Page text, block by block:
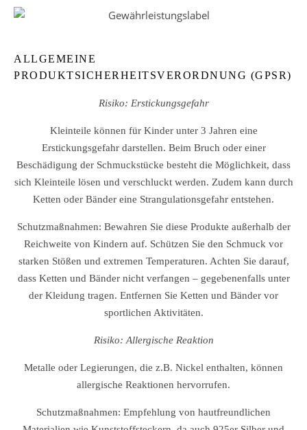
ALLGEMEINE
PRODUKTSICHERHEITSVERORDNUNG (GPSR)
Risiko: Erstickungsgefahr
Kleinteile können für Kinder unter 3 Jahren eine
Erstickungsgefahr darstellen. Beim Bruch oder einer
Beschädigung der Schmuckstücke besteht die Möglichkeit, dass
sich Kleinteile lösen und verschluckt werden. Zudem kann durch
Ketten oder Bänder eine Strangulationsgefahr entstehen.
Schutzmaßnahmen: Bewahren Sie diese Produkte außerhalb der
Reichweite von Kindern auf. Schützen Sie den Schmuck vor
starken Stößen und extremen Temperaturen. Achten Sie darauf,
dass Ketten und Bänder nicht verfangen – gegebenenfalls unter
der Kleidung tragen. Entfernen Sie Ketten und Bänder vor
sportlichen Aktivitäten.
Risiko: Allergische Reaktion
Metalle oder Legierungen, die z.B. Nickel enthalten, können
allergische Reaktionen hervorrufen.
Schutzmaßnahmen: Empfehlung von hautfreundlichen